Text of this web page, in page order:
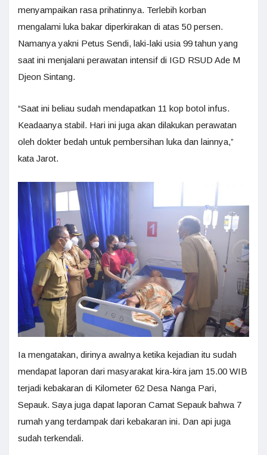
menyampaikan rasa prihatinnya. Terlebih korban
mengalami luka bakar diperkirakan di atas 50 persen.
Namanya yakni Petus Sendi, laki-laki usia 99 tahun yang
saat ini menjalani perawatan intensif di IGD RSUD Ade M
Djeon Sintang.
“Saat ini beliau sudah mendapatkan 11 kop botol infus.
Keadaanya stabil. Hari ini juga akan dilakukan perawatan
oleh dokter bedah untuk pembersihan luka dan lainnya,”
kata Jarot.
Ia mengatakan, dirinya awalnya ketika kejadian itu sudah
mendapat laporan dari masyarakat kira-kira jam 15.00 WIB
terjadi kebakaran di Kilometer 62 Desa Nanga Pari,
Sepauk. Saya juga dapat laporan Camat Sepauk bahwa 7
rumah yang terdampak dari kebakaran ini. Dan api juga
sudah terkendali.